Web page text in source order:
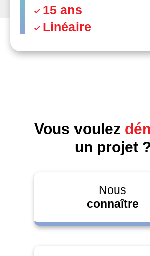
15 ans
Linéaire
Vous voulez
un projet
Nous
connaître